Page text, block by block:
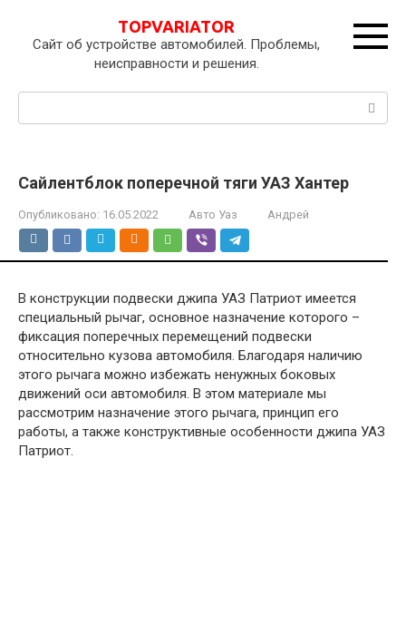
контенту
TOPVARIATOR
Сайт об устройстве автомобилей. Проблемы,
неисправности и решения.
Поиск:
Сайлентблок поперечной тяги УАЗ Хантер
Опубликовано: 16.05.2022 Авто Уаз Андрей
В конструкции подвески джипа УАЗ Патриот имеется
специальный рычаг, основное назначение которого –
фиксация поперечных перемещений подвески
относительно кузова автомобиля. Благодаря наличию
этого рычага можно избежать ненужных боковых
движений оси автомобиля. В этом материале мы
рассмотрим назначение этого рычага, принцип его
работы, а также конструктивные особенности джипа УАЗ
Патриот.